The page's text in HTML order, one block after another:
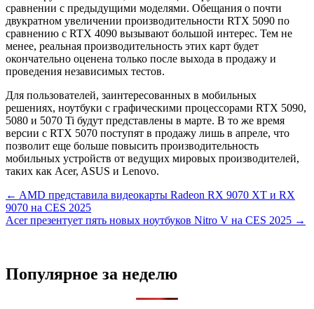
сравнении с предыдущими моделями. Обещания о почти
двукратном увеличении производительности RTX 5090 по
сравнению с RTX 4090 вызывают большой интерес. Тем не
менее, реальная производительность этих карт будет
окончательно оценена только после выхода в продажу и
проведения независимых тестов.
Для пользователей, заинтересованных в мобильных
решениях, ноутбуки с графическими процессорами RTX 5090,
5080 и 5070 Ti будут представлены в марте. В то же время
версии с RTX 5070 поступят в продажу лишь в апреле, что
позволит еще больше повысить производительность
мобильных устройств от ведущих мировых производителей,
таких как Acer, ASUS и Lenovo.
Навигация
по
← AMD представила видеокарты Radeon RX 9070 XT и RX
9070 на CES 2025
Acer презентует пять новых ноутбуков Nitro V на CES 2025 →
Популярное за неделю